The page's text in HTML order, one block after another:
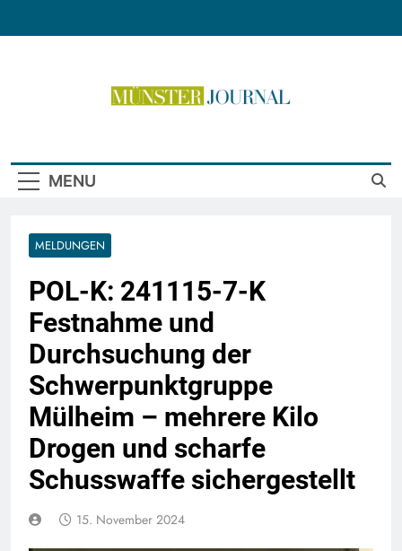
MENU
MELDUNGEN
POL-K: 241115-7-K
Festnahme und
Durchsuchung der
Schwerpunktgruppe
Mülheim – mehrere Kilo
Drogen und scharfe
Schusswaffe sichergestellt
15. November 2024